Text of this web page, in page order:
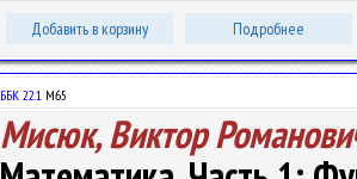
Добавить в корзину Подробнее
ББК 22.1 М65
Мисюк, Виктор